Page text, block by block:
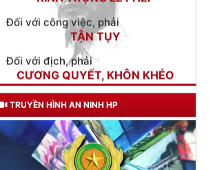
Đối với địch, phải
CƯƠNG QUYẾT, KHÔN KHÉO
Trích thư Chủ tịch Hồ Chí Minh
gửi Công an Khu XII,
ngày 11 tháng 3 năm 1948.
TRUYỀN HÌNH AN NINH HP